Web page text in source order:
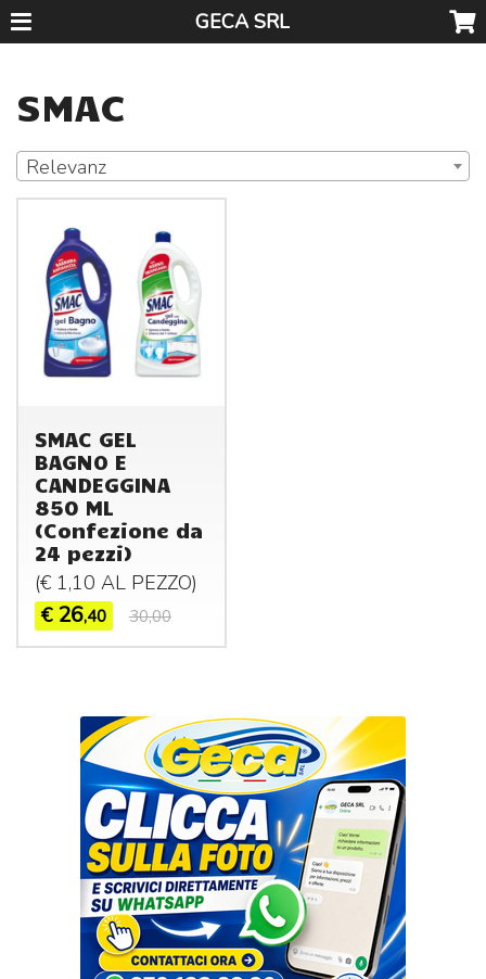
GECA SRL
SMAC
Relevanz
SMAC GEL
BAGNO E
CANDEGGINA
850 ML
(Confezione da
24 pezzi)
(€ 1,10 AL PEZZO)
€ 26,40 30,00